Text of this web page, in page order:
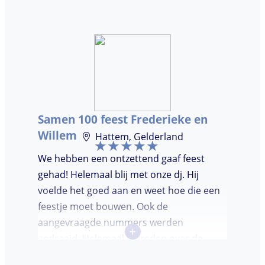
je geld. De gasten vroegen zich af waar ik
Samen 100 feest Frederieke en
Willem
Hattem, Gelderland
We hebben een ontzettend gaaf feest
gehad! Helemaal blij met onze dj. Hij
voelde het goed aan en weet hoe die een
feestje moet bouwen. Ook de
aangevraagde nummers werden
gedraaid. Helemaal tevreden over de
+